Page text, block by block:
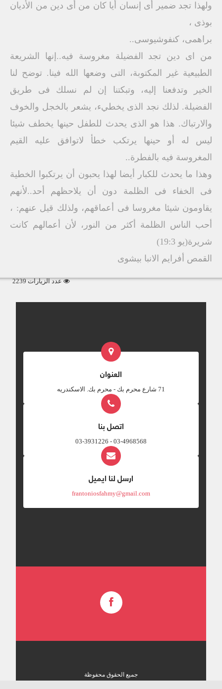
ولهذا تجد ضمير أى إنسان أيا كان من أى دين من الأديان
بوذى ،
براهمى، كنفوشيوسى..
من اى دين تجد الفضيلة مغروسة فيه..إنها الشريعة
الطبيعية غير المكتوبة، التى وضعها الله فينا. توضح لنا
الخير وتدفعنا إليه، وتبكتنا إن لم نسلك فى طريق
الفضيلة. لذلك نجد الذى يخطيء، يشعر بالخجل والخوف
والارتباك. ‏هذا هو الذى يحدث للطفل حينها يخطف شيئا
ليس له أو حينها يرتكب خطأ لاتوافق عليه القيم
المغروسة فيه بالفطرة..
وهذا ما يحدث للكبار أيضا لهذا يحبون أن يرتكبوا الخطية
فى الخفاء فى الظلمة دون أن يلاحظهم أحد..لأنهم
يقاومون شيئا مغروسا فى أعماقهم، ولذلك قيل عنهم: ،
أحب الناس الظلمة أكثر من النور، لأن أعمالهم كانت
شريرة(يو 19:3)
القمص أفرايم الانبا بيشوى
عدد الزيارات 2239
العنوان
‎71 شارع محرم بك - محرم بك. الاسكندريه
اتصل بنا
03-4968568 - 03-3931226
ارسل لنا ايميل
frantoniosfahmy@gmail.com
جميع الحقوق محفوظة